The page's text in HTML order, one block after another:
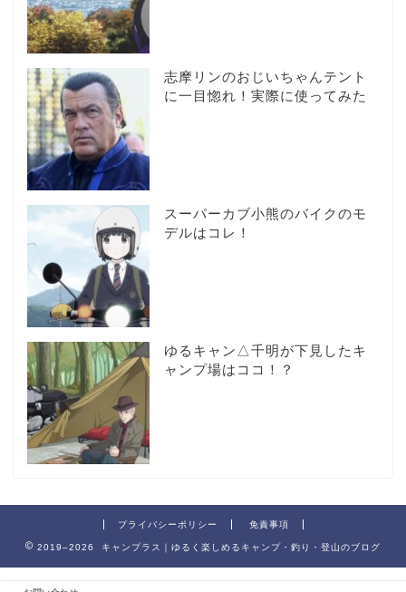
志摩リンのおじいちゃんテント
に一目惚れ！実際に使ってみた
スーパーカブ小熊のバイクのモ
デルはコレ！
ゆるキャン△千明が下見したキ
ャンプ場はココ！？
プライバシーポリシー 免責事項
2019–2026 キャンプラス｜ゆるく楽しめるキャンプ・釣り・登山のブログ